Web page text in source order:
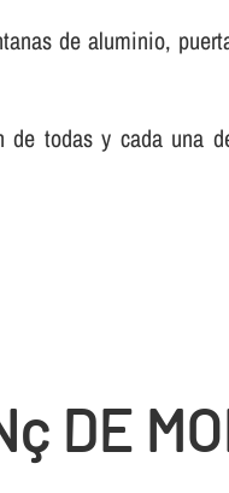
de aluminio,
todas y cada una
DE